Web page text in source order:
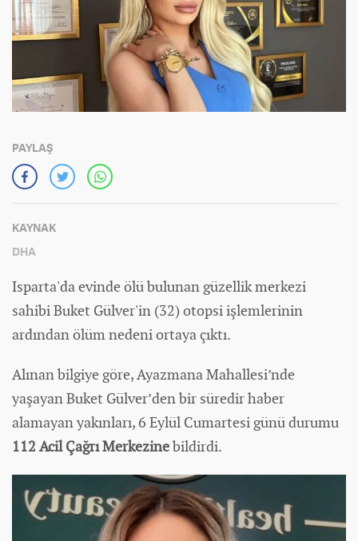
PAYLAŞ
KAYNAK
DHA
Isparta'da evinde ölü bulunan güzellik merkezi
sahibi Buket Gülver'in (32) otopsi işlemlerinin
ardından ölüm nedeni ortaya çıktı.
Alınan bilgiye göre, Ayazmana Mahallesi’nde
yaşayan Buket Gülver’den bir süredirhaber
alamayan yakınları, 6 Eylül Cumartesi günü durumu
112 Acil Çağrı Merkezinebildirdi.